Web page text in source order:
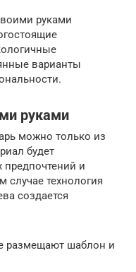
руками
варианты
руками
можно только из
будет
предпочтений и
технология
создается
размещают шаблон и